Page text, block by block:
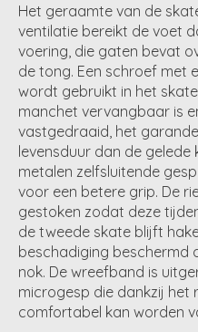
Het geraamte van de
ventilatie bereikt de voet
voering, die gaten bevat
de tong. Een schroef met
wordt gebruikt in het
manchet vervangbaar is
vastgedraaid, het
levensduur dan de gelede
metalen zelfsluitende
voor een betere grip. De
gestoken zodat deze
de tweede skate blijft
beschadiging beschermd
nok. De wreefband is
microgesp die dankzij het
comfortabel kan worden